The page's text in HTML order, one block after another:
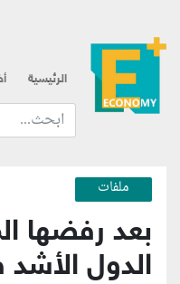
الرئيسية
ابحث عن... :
ملفات
بعد رفضها